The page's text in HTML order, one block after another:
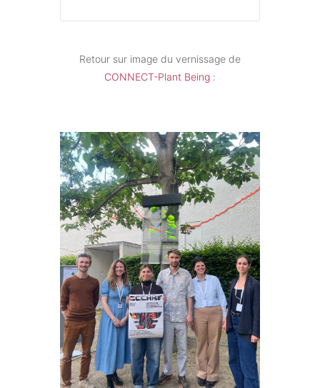
Retour sur image du vernissage de
CONNECT-Plant Being :